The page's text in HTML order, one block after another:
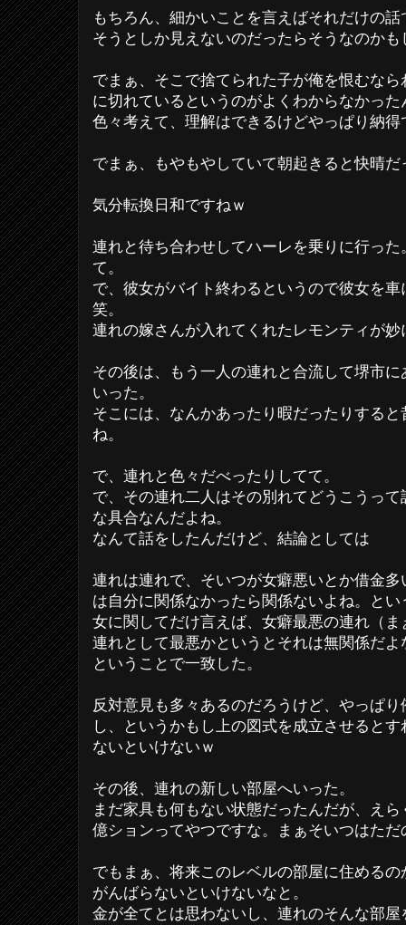
もちろん、細かいことを言えばそれだけの
そうとしか見えないのだったらそうなのかも
でまぁ、そこで捨てられた子が俺を恨むな
に切れているというのがよくわからなかった
色々考えて、理解はできるけどやっぱり納得
でまぁ、もやもやしていて朝起きると快晴だ
気分転換日和ですねｗ
連れと待ち合わせしてハーレを乗りに行っ
て。
で、彼女がバイト終わるというので彼女を
笑。
連れの嫁さんが入れてくれたレモンティが妙
その後は、もう一人の連れと合流して堺市
いった。
そこには、なんかあったり暇だったりする
ね。
で、連れと色々だべったりしてて。
で、その連れ二人はその別れてどうこうっ
な具合なんだよね。
なんて話をしたんだけど、結論としては
連れは連れで、そいつが女癖悪いとか借金
は自分に関係なかったら関係ないよね。とい
女に関してだけ言えば、女癖最悪の連れ（
連れとして最悪かというとそれは無関係だよ
ということで一致した。
反対意見も多々あるのだろうけど、やっぱ
し、というかもし上の図式を成立させると
ないといけないｗ
その後、連れの新しい部屋へいった。
まだ家具も何もない状態だったんだが、え
億ションってやつですな。まぁそいつはた
でもまぁ、将来このレベルの部屋に住める
がんばらないといけないなと。
金が全てとは思わないし、連れのそんな部